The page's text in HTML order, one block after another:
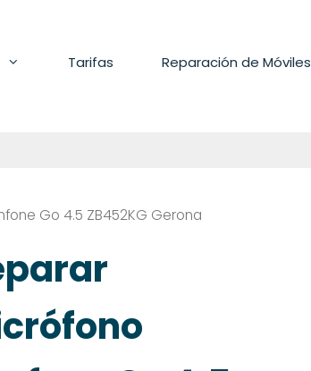
Tarifas Reparación de Móviles
Go 4.5 ZB452KG Gerona